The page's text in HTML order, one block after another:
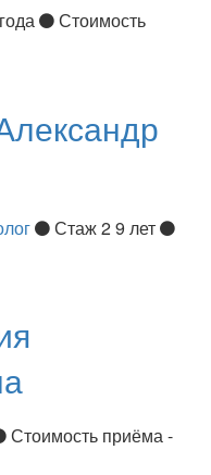
Стоимость
Стаж 2 9 лет
Стоимость приёма -